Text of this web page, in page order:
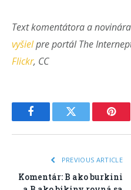
Text komentátora a
vyšielpre portál The
Flickr, CC
FacebookTwitter
PREVIOUS ARTICLE
Komentár: B ako burkini